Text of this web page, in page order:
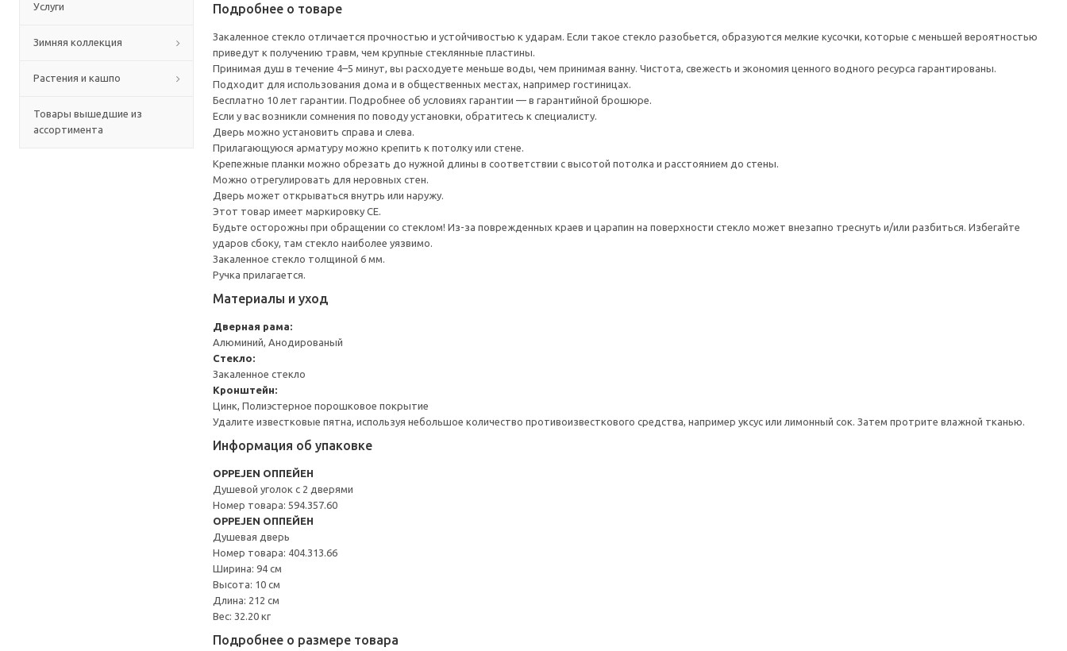
Услуги
Зимняя коллекция
Растения и кашпо
Товары вышедшие из
ассортимента
Подробнее о товаре
Закаленное стекло отличается прочностью и устойчивостью к ударам. Если такое стекло разобьется, образуются мелкие кусочки, которые с меньшей вероятностью
приведут к получению травм, чем крупные стеклянные пластины.
Принимая душ в течение 4–5 минут, вы расходуете меньше воды, чем принимая ванну. Чистота, свежесть и экономия ценного водного ресурса гарантированы.
Подходит для использования дома и в общественных местах, например гостиницах.
Бесплатно 10 лет гарантии. Подробнее об условиях гарантии — в гарантийной брошюре.
Если у вас возникли сомнения по поводу установки, обратитесь к специалисту.
Дверь можно установить справа и слева.
Прилагающуюся арматуру можно крепить к потолку или стене.
Крепежные планки можно обрезать до нужной длины в соответствии с высотой потолка и расстоянием до стены.
Можно отрегулировать для неровных стен.
Дверь может открываться внутрь или наружу.
Этот товар имеет маркировку CE.
Будьте осторожны при обращении со стеклом! Из-за поврежденных краев и царапин на поверхности стекло может внезапно треснуть и/или разбиться. Избегайте
ударов сбоку, там стекло наиболее уязвимо.
Закаленное стекло толщиной 6 мм.
Ручка прилагается.
Материалы и уход
Дверная рама:
Алюминий, Анодированый
Стекло:
Закаленное стекло
Кронштейн:
Цинк, Полиэстерное порошковое покрытие
Удалите известковые пятна, используя небольшое количество противоизвесткового средства, например уксус или лимонный сок. Затем протрите влажной тканью.
Информация об упаковке
OPPEJEN ОППЕЙЕН
Душевой уголок с 2 дверями
Номер товара: 594.357.60
OPPEJEN ОППЕЙЕН
Душевая дверь
Номер товара: 404.313.66
Ширина: 94 см
Высота: 10 см
Длина: 212 см
Вес: 32.20 кг
Подробнее о размере товара